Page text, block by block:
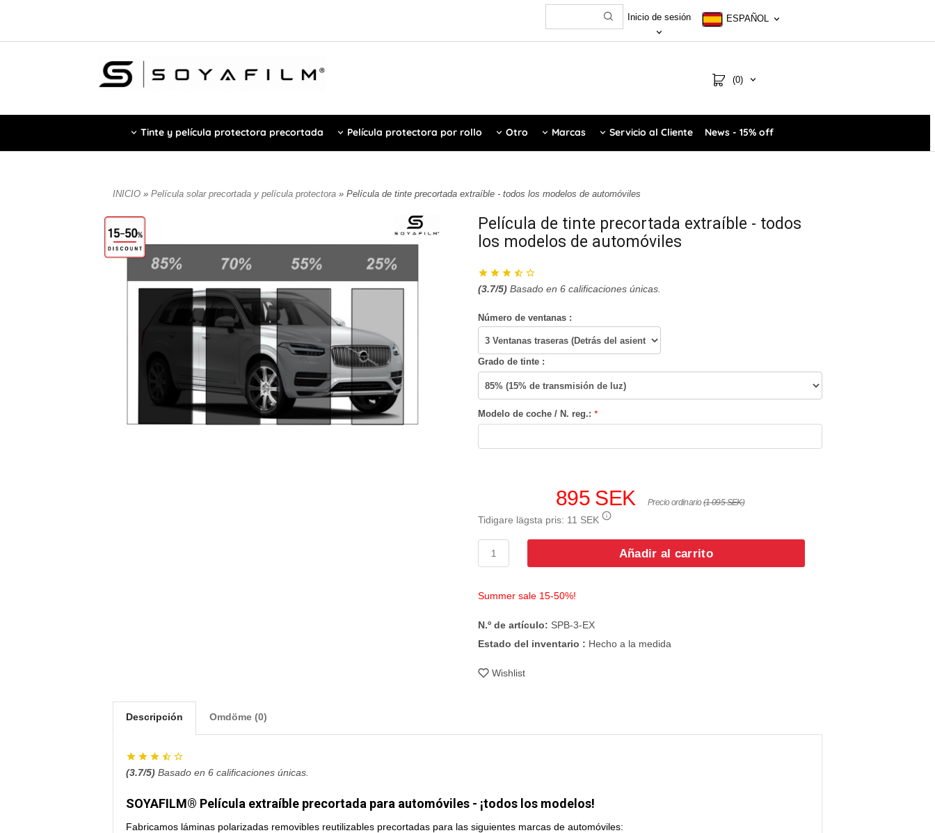
Inicio de sesión ESPAÑOL
(0)
Tinte y película protectora precortada Película protectora por rollo Otro Marcas Servicio al Cliente News - 15% off
INICIO » Película solar precortada y película protectora » Película de tinte precortada extraíble - todos los modelos de automóviles
Película de tinte precortada extraíble - todos
los modelos de automóviles
(3.7/5) Basado en 6 calificaciones únicas.
Número de ventanas :
Grado de tinte :
Modelo de coche / N. reg.: *
895 SEK Precio ordinario(1 095 SEK)
Tidigare lägsta pris: 11 SEK
Añadir al carrito
Summer sale 15-50%!
N.º de artículo: SPB-3-EX
Estado del inventario : Hecho a la medida
Wishlist
Descripción Omdöme (0)
(3.7/5) Basado en 6 calificaciones únicas.
SOYAFILM® Película extraíble precortada para automóviles - ¡todos los modelos!
Fabricamos láminas polarizadas removibles reutilizables precortadas para las siguientes marcas de automóviles: